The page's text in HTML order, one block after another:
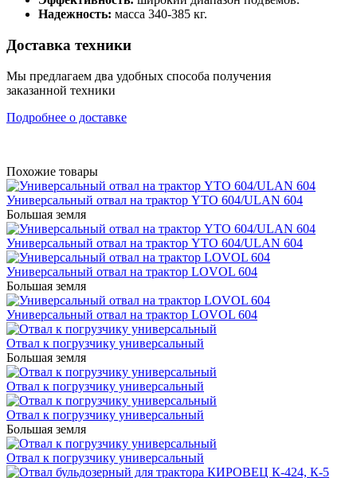
Надежность: масса 340-385 кг.
Доставка техники
Мы предлагаем два удобных способа получения
заказанной техники
Подробнее о доставке
Похожие товары
Универсальный отвал на трактор YTO 604/ULAN 604
Большая земля
Универсальный отвал на трактор YTO 604/ULAN 604
Универсальный отвал на трактор LOVOL 604
Большая земля
Универсальный отвал на трактор LOVOL 604
Отвал к погрузчику универсальный
Большая земля
Отвал к погрузчику универсальный
Отвал к погрузчику универсальный
Большая земля
Отвал к погрузчику универсальный